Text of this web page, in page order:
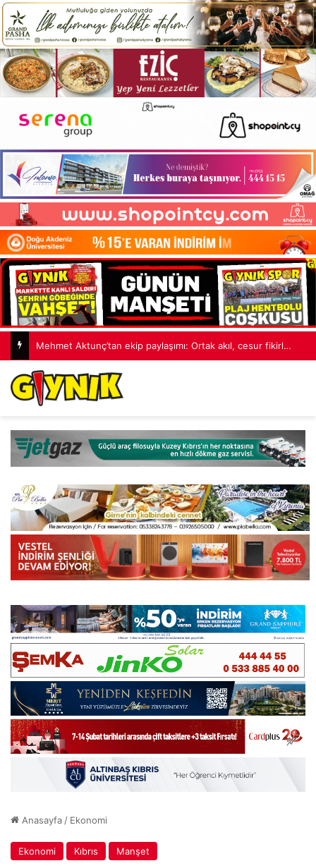
Erdoğan, 10 yıl sonra yakalanan suikast timi üyesi Burkay Karatepe’den şikayetçi oldu
Anasayfa / Ekonomi
Ekonomi Kıbrıs Manşet